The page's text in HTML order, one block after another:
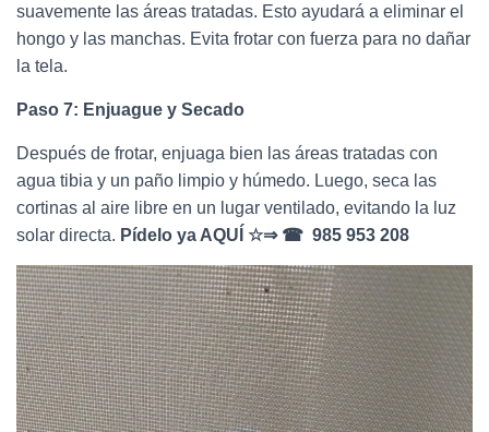
suavemente las áreas tratadas. Esto ayudará a eliminar el
hongo y las manchas. Evita frotar con fuerza para no dañar
la tela.
Paso 7: Enjuague y Secado
Después de frotar, enjuaga bien las áreas tratadas con
agua tibia y un paño limpio y húmedo. Luego, seca las
cortinas al aire libre en un lugar ventilado, evitando la luz
solar directa. Pídelo ya AQUÍ ☆⇒ ☎ 985 953 208